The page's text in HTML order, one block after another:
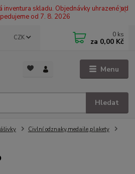
skladu. Objednávky uhrazené od
od 7. 8. 2026
Menu
CZK
Hledat
0 ks
za 0,00 Kč
Civlní odznaky,medaile,plakety